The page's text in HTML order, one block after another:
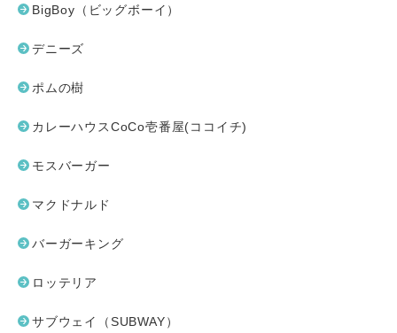
BigBoy（ビッグボーイ）
デニーズ
ポムの樹
カレーハウスCoCo壱番屋(ココイチ)
モスバーガー
マクドナルド
バーガーキング
ロッテリア
サブウェイ（SUBWAY）